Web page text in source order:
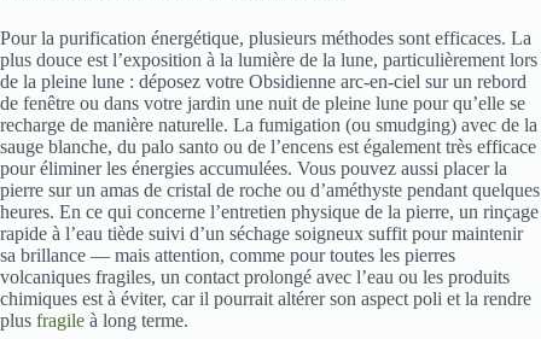
Pour la purification énergétique, plusieurs méthodes sont efficaces. La
plus douce est l’exposition à la lumière de la lune, particulièrement lors
de la pleine lune : déposez votre Obsidienne arc-en-ciel sur un rebord
de fenêtre ou dans votre jardin une nuit de pleine lune pour qu’elle se
recharge de manière naturelle. La fumigation (ou smudging) avec de la
sauge blanche, du palo santo ou de l’encens est également très efficace
pour éliminer les énergies accumulées. Vous pouvez aussi placer la
pierre sur un amas de cristal de roche ou d’améthyste pendant quelques
heures. En ce qui concerne l’entretien physique de la pierre, un rinçage
rapide à l’eau tiède suivi d’un séchage soigneux suffit pour maintenir
sa brillance — mais attention, comme pour toutes les pierres
volcaniques fragiles, un contact prolongé avec l’eau ou les produits
chimiques est à éviter, car il pourrait altérer son aspect poli et la rendre
plus fragile à long terme.